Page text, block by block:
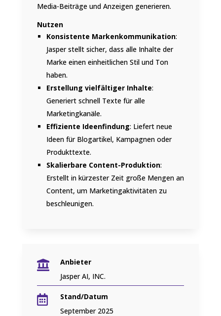
Media-Beiträge und Anzeigen generieren.
Nutzen
Konsistente Markenkommunikation:
Jasper stellt sicher, dass alle Inhalte der
Marke einen einheitlichen Stil und Ton
haben.
Erstellung vielfältiger Inhalte:
Generiert schnell Texte für alle
Marketingkanäle.
Effiziente Ideenfindung: Liefert neue
Ideen für Blogartikel, Kampagnen oder
Produkttexte.
Skalierbare Content-Produktion:
Erstellt in kürzester Zeit große Mengen an
Content, um Marketingaktivitäten zu
beschleunigen.

Anbieter
Jasper AI, INC.

Stand/Datum
September 2025